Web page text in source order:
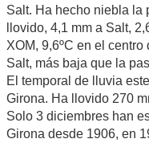
Salt. Ha hecho niebla la
llovido, 4,1 mm a Salt,
XOM, 9,6ºC en el
Salt, más baja que la
El temporal de lluvia
Girona. Ha llovido 270
Solo 3 diciembres han
Girona desde 1906, en